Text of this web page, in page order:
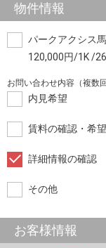
物件情報
パークアクシス
120,000円/1K /
お問い合わせ内容（複数
内見希望
賃料の確認・希望
詳細情報の確認
その他
お客様情報